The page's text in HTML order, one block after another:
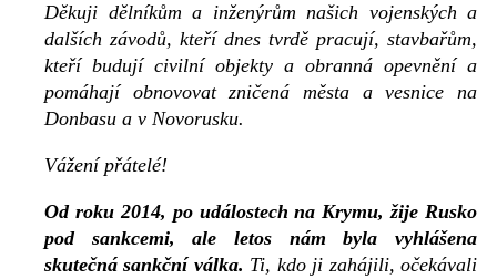
Děkuji dělníkům a inženýrům našich vojenských a
dalších závodů, kteří dnes tvrdě pracují, stavbařům,
kteří budují civilní objekty a obranná opevnění a
pomáhají obnovovat zničená města a vesnice na
Donbasu a v Novorusku.
Vážení přátelé!
Od roku 2014, po událostech na Krymu, žije Rusko
pod sankcemi, ale letos nám byla vyhlášena
skutečná sankční válka. Ti, kdo ji zahájili, očekávali